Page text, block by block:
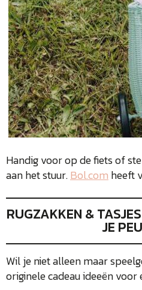
Handig voor op de fiets of
aan het stuur.Bol.com heeft
RUGZAKKEN &
JE
Wil je niet alleen maar
originele cadeau ideeën